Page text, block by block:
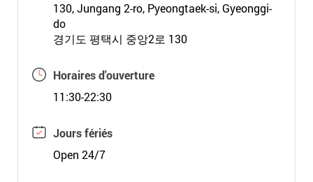
130, Jungang 2-ro, Pyeongtaek-si, Gyeonggi-
do
경기도 평택시 중앙2로 130
Horaires d'ouverture
11:30-22:30
Jours fériés
Open 24/7